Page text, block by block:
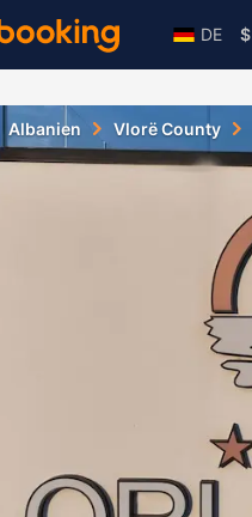
DE $
Albanien Vlorë County